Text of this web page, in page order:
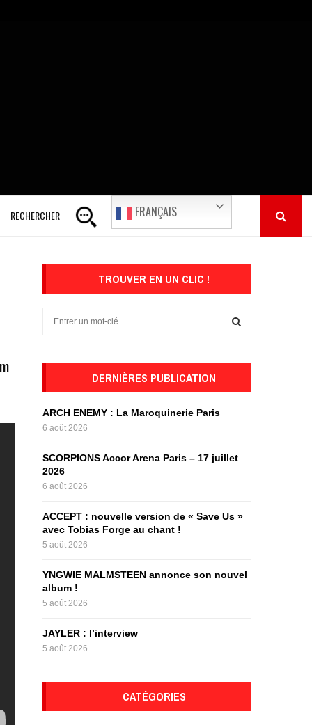
RECHERCHER FRANÇAIS
TROUVER EN UN CLIC !
o
r
C
DERNIÈRES PUBLICATION
ARCH ENEMY : La Maroquinerie Paris
6 août 2026
SCORPIONS Accor Arena Paris – 17 juillet
2026
6 août 2026
ACCEPT : nouvelle version de « Save Us »
avec Tobias Forge au chant !
5 août 2026
YNGWIE MALMSTEEN annonce son nouvel
album !
5 août 2026
JAYLER : l’interview
5 août 2026
CATÉGORIES